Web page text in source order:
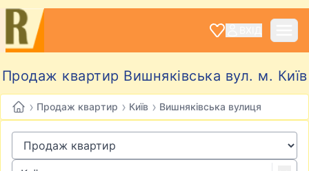
Продаж квартир Вишняківська вул. м. Київ
› Продаж квартир › Київ › Вишняківська вулиця